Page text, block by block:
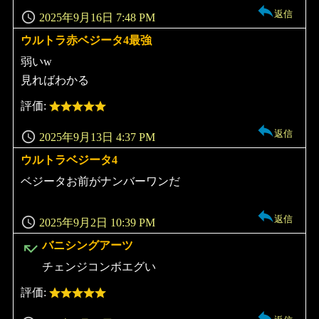
2025年9月16日 7:48 PM 返信
ウルトラ赤ベジータ4最強
よ
り:
2025年9月13日 4:37 PM
弱いw
見ればわかる
評価:
返信
ウルトラベジータ4
よ
り:
2025年9月2日 10:39 PM
ベジータお前がナンバーワンだ
返信
バニシングアーツ
よ
チェンジコンボエグい
評価: